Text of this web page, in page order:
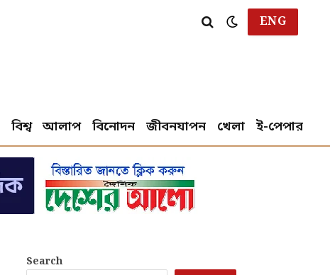
ENG
বিশ্ব আলাপ বিনোদন জীবনযাপন খেলা ই-পেপার
Search